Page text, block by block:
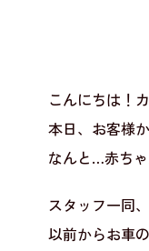
こんにちは！
本日、お客様
なんと…赤ち
スタッフ一同
以前からお車